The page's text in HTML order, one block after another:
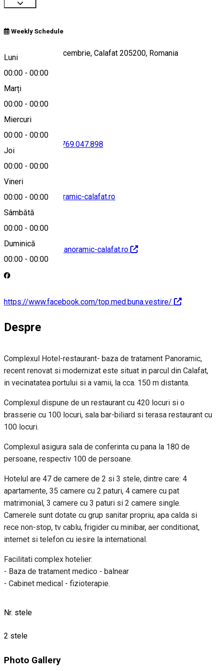
Weekly Schedule
Luni
00:00 - 00:00
Marți
00:00 - 00:00
Miercuri
00:00 - 00:00
Joi
00:00 - 00:00
Vineri
00:00 - 00:00
Sâmbătă
00:00 - 00:00
Duminică
00:00 - 00:00
nr.1, Strada 22 Decembrie, Calafat 205200, Romania
Hartă
0769.047.898
office@hotelpanoramic-calafat.ro
http://www.hotelpanoramic-calafat.ro
https://www.facebook.com/top.med.buna.vestire/
Despre
Complexul Hotel-restaurant- baza de tratament Panoramic,
recent renovat si modernizat este situat in parcul din Calafat,
in vecinatatea portului si a vamii, la cca. 150 m distanta.
Complexul dispune de un restaurant cu 420 locuri si o
brasserie cu 100 locuri, sala bar-biliard si terasa restaurant cu
100 locuri.
Complexul asigura sala de conferinta cu pana la 180 de
persoane, respectiv 100 de persoane.
Hotelul are 47 de camere de 2 si 3 stele, dintre care: 4
apartamente, 35 camere cu 2 paturi, 4 camere cu pat
matrimonial, 3 camere cu 3 paturi si 2 camere single.
Camerele sunt dotate cu grup sanitar propriu, apa calda si
rece non-stop, tv cablu, frigider cu minibar, aer conditionat,
internet si telefon cu iesire la international.
Facilitati complex hotelier:
- Baza de tratament medico - balnear
- Cabinet medical - fizioterapie.
Nr. stele
2 stele
Photo Gallery